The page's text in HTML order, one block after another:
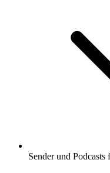
Sender und Podcasts